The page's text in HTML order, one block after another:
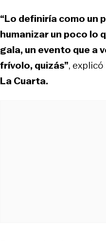
“Lo definiría como un
humanizar un poco lo
gala, un evento que a
frívolo, quizás”,
La Cuarta.